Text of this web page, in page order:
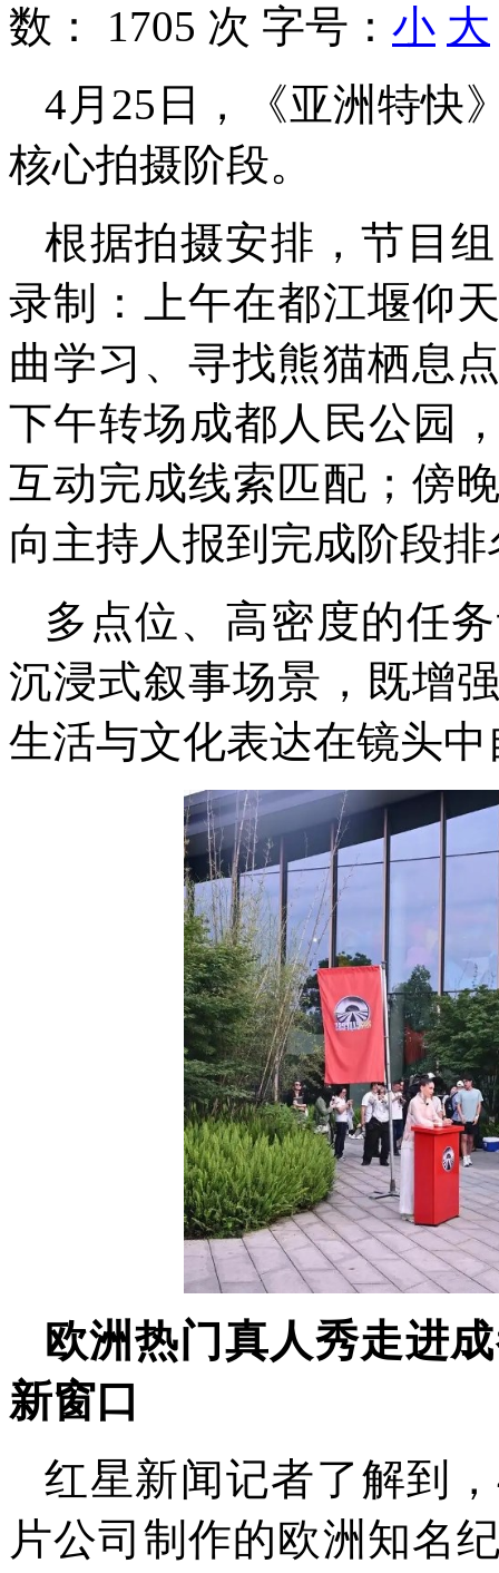
数： 1705 次 字号： 小 大
4月25日，《亚洲特快
核心拍摄阶段。
根据拍摄安排，节目
录制：上午在都江堰仰
曲学习、寻找熊猫栖息
下午转场成都人民公园
互动完成线索匹配；傍
向主持人报到完成阶段排
多点位、高密度的任
沉浸式叙事场景，既增
生活与文化表达在镜头
欧洲热门真人秀走进
新窗口
红星新闻记者了解到
片公司制作的欧洲知名